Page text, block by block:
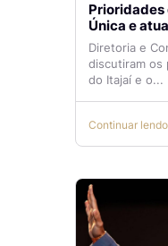
Prioridades
Única e
Aeroporto
temas de
Diretoria e
discutiram os
do Itajaí e o...
Continuar lendo